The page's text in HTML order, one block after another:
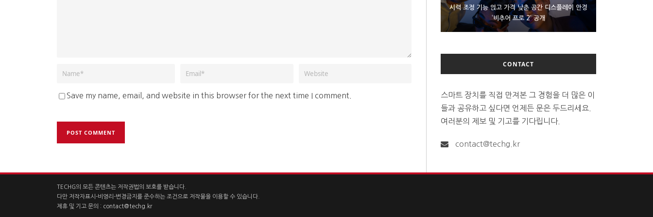
Save my name, email, and website in this browser for the next time I comment.
시력 조정 기능 얹고 가격 낮춘 공간 디스플레이 안경
‘비추어 프로 2’ 공개
D램 부족에 10억달러어치 아이폰18 프로세서 패키징
대기 중
300~400달러 반지형 스피커 준비하는 오픈AI
CONTACT
스마트 장치를 직접 만져본 그 경험을 더 많은 이
들과 공유하고 싶다면 언제든 문은 두드리세요.
여러분의 제보 및 기고를 기다립니다.
contact@techg.kr
TECHG의 모든 콘텐츠는 저작권법의 보호를 받습니다.
다만 저작자표시-비영리-변경금지를 준수하는 조건으로 저작물을 이용할 수 있습니다.
제휴 및 기고 문의 : contact@techg.kr